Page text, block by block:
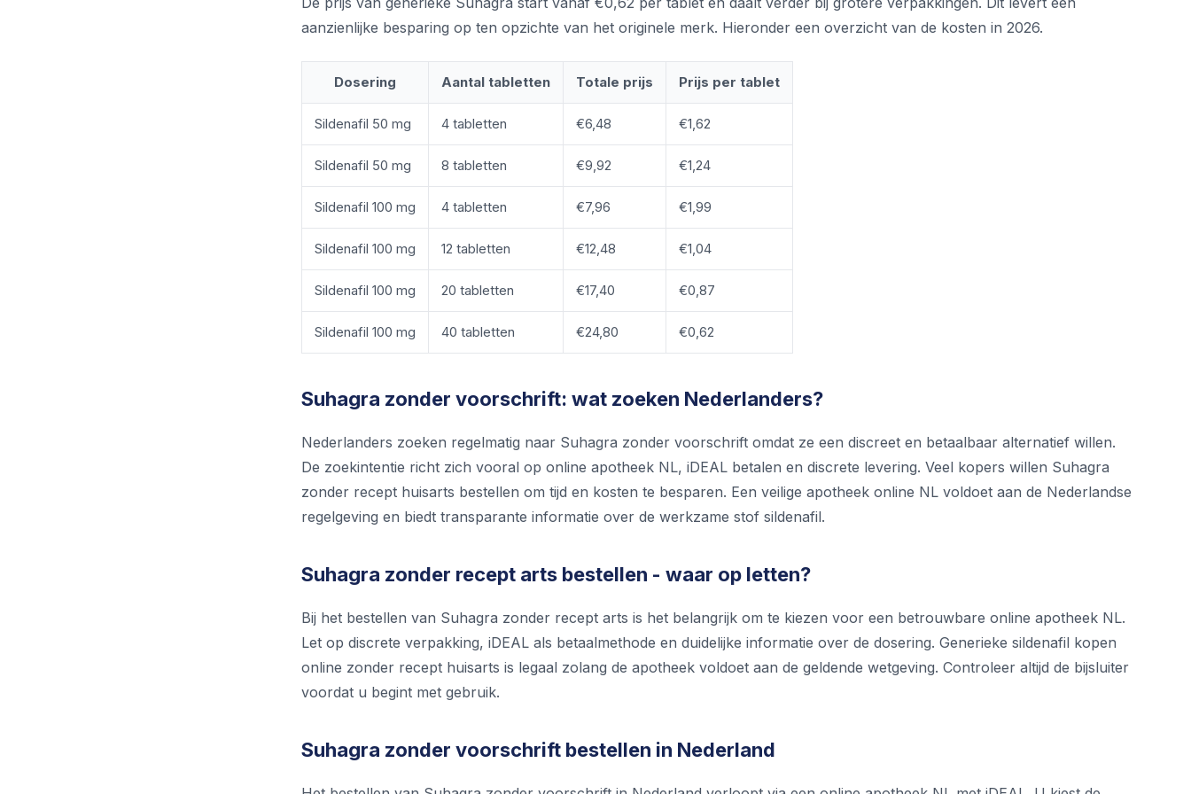
aanzienlijke besparing op ten opzichte van het originele merk. Hieronder een overzicht van de kosten in 2026.
Dosering Aantal tabletten Totale prijs Prijs per tablet
Sildenafil 50 mg 4 tabletten €6,48 €1,62
Sildenafil 50 mg 8 tabletten €9,92 €1,24
Sildenafil 100 mg 4 tabletten €7,96 €1,99
Sildenafil 100 mg 12 tabletten €12,48 €1,04
Sildenafil 100 mg 20 tabletten €17,40 €0,87
Sildenafil 100 mg 40 tabletten €24,80 €0,62
Suhagra zonder voorschrift: wat zoeken Nederlanders?
Nederlanders zoeken regelmatig naar Suhagra zonder voorschrift omdat ze een discreet en betaalbaar alternatief willen.
De zoekintentie richt zich vooral op online apotheek NL, iDEAL betalen en discrete levering. Veel kopers willen Suhagra
zonder recept huisarts bestellen om tijd en kosten te besparen. Een veilige apotheek online NL voldoet aan de Nederlandse
regelgeving en biedt transparante informatie over de werkzame stof sildenafil.
Suhagra zonder recept arts bestellen - waar op letten?
Bij het bestellen van Suhagra zonder recept arts is het belangrijk om te kiezen voor een betrouwbare online apotheek NL.
Let op discrete verpakking, iDEAL als betaalmethode en duidelijke informatie over de dosering. Generieke sildenafil kopen
online zonder recept huisarts is legaal zolang de apotheek voldoet aan de geldende wetgeving. Controleer altijd de bijsluiter
voordat u begint met gebruik.
Suhagra zonder voorschrift bestellen in Nederland